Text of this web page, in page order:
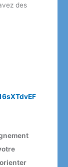
des